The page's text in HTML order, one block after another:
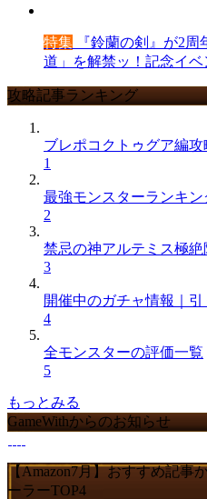
特集 『鈴蘭の剣』が2
道」を解禁ッ！記念イベ
攻略記事ランキング
ブレポコクトゥグア編攻
1
最強モンスターランキン
2
禁忌の神アルテミス極絶
3
開催中のガチャ情報｜
4
全モンスターの評価一覧
5
もっとみる
GameWithからのお知らせ
【Amazon7月】おすすめ記事
ーラーTOP4